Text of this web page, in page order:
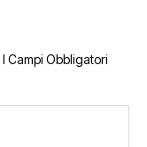
I Campi Obbligatori